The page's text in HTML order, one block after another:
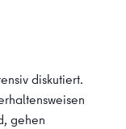
diskutiert.
gehen